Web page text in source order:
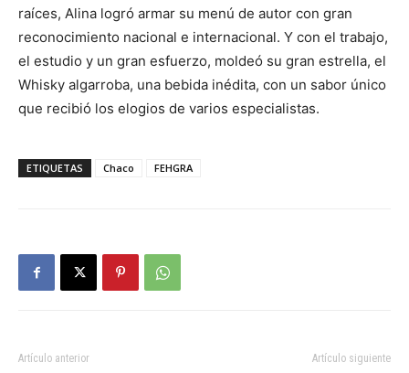
raíces, Alina logró armar su menú de autor con gran
reconocimiento nacional e internacional. Y con el trabajo,
el estudio y un gran esfuerzo, moldeó su gran estrella, el
Whisky algarroba, una bebida inédita, con un sabor único
que recibió los elogios de varios especialistas.
ETIQUETAS Chaco FEHGRA
Artículo anterior Artículo siguiente